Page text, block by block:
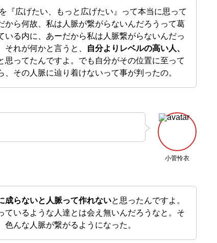
『広げたい、もっと広げたい』って本当に思って
から何故、私は人脈が繋がらないんだろうって葛
いる内に、あーだから私は人脈繋がらないんだっ
れが何かと言うと、
自分よりレベルの高い人、
思ってたんですよ。でも自分がその位置に至って
その人脈に辿り着けないって事が判ったの。
小菅怜衣
成らないと人脈って作れないと思ったんですよ。
ているような人達とは会え無いんだろうなと。そ
んな人脈が繋がるようになった。